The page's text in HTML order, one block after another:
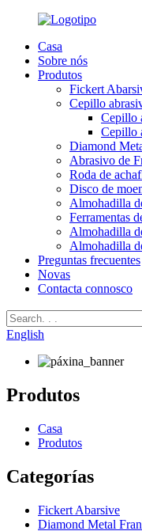
Casa
Sobre nós
Produtos
Fickert
Cepillo
Cepillo
Cepillo
Diamond
Abrasivo de
Roda de
Disco de
Almohadilla
Ferramentas
Almohadilla
Almohadilla
Preguntas frecuentes
Novas
Contacta connosco
English
Produtos
Casa
Produtos
Categorías
Fickert Abarsive
Diamond Metal